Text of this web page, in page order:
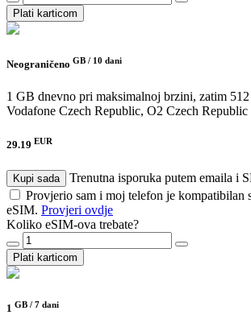
Plati karticom
Neograničeno GB / 10 dani
1 GB dnevno pri maksimalnoj brzini, zatim
Vodafone Czech Republic, O2 Czech Republic
29.19 EUR
Kupi sada
Trenutna isporuka putem emaila i
Provjerio sam i moj telefon je kompatibilan
eSIM. Provjeri ovdje
Koliko eSIM-ova trebate?
Plati karticom
1 GB / 7 dani